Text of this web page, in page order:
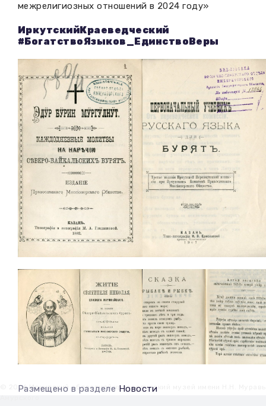
межрелигиозных отношений в 2024 году»
ИркутскийКраеведческий
#БогатствоЯзыков_ЕдинствоВеры
Размещено в разделе Новости
© 2026 Иркутский областной краеведческий музей имени Н.Н.